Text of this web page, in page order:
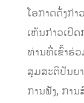
ໂອກາດດັ່ງກ່າ
ເຫັນກ່າວເປີ
ທ່ານທີ່ເຂົ້າຮ່
ສຸມສະຕິປັນຍ
ການຟັງ, ກາ